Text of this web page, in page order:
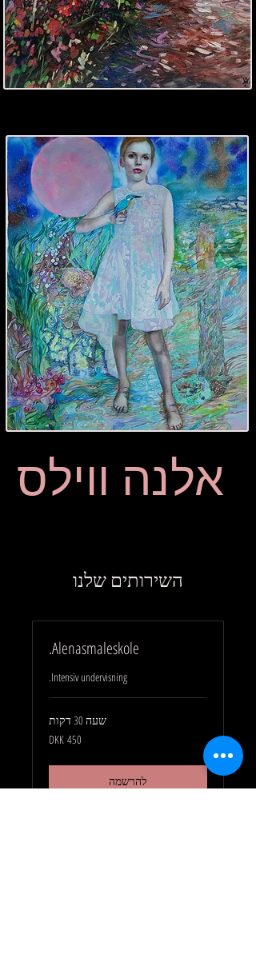
אלנה ווילס
השירותים שלנו
Alenasmaleskole.
Intensiv undervisning.
שעה 30 דקות
כתר
דני
להרשמה